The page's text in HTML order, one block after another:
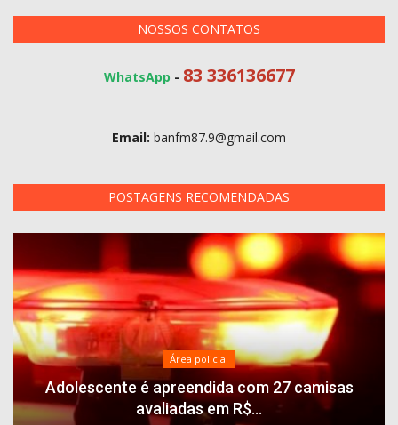
NOSSOS CONTATOS
WhatsApp - 83 336136677
Email: banfm87.9@gmail.com
POSTAGENS RECOMENDADAS
Área policial
Adolescente é apreendida com 27 camisas
avaliadas em R$...